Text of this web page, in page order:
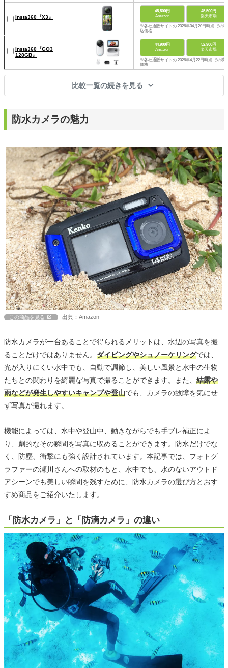
Insta360『X3』
45,500円
Amazon
45,500円
楽天市場
※各社通販サイトの 2026年04月20日時点 での税
込価格
Insta360『GO3
128GB』
44,900円
Amazon
52,900円
楽天市場
※各社通販サイトの 2026年4月22日時点 での税
価格
比較一覧の続きを見る
防水カメラの魅力
この商品を見る 出典：Amazon
防水カメラが一台あることで得られるメリットは、水辺の写真を撮
ることだけではありません。 ダイビングやシュノーケリングでは、
光が入りにくい水中でも、自動で調節し、美しい風景と水中の生物
たちとの関わりを綺麗な写真で撮ることができます。また、 結露や
雨などが発生しやすいキャンプや登山でも、カメラの故障を気にせ
ず写真が撮れます。
機能によっては、水中や登山中、動きながらでも手ブレ補正によ
り、劇的なその瞬間を写真に収めることができます。防水だけでな
く、防塵、衝撃にも強く設計されています。本記事では、フォトグ
ラファーの瀬川さんへの取材のもと、水中でも、水のないアウトド
アシーンでも美しい瞬間を残すために、防水カメラの選び方とおす
すめ商品をご紹介いたします。
「防水カメラ」と「防滴カメラ」の違い